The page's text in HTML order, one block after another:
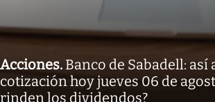
Acciones. Banco de Sabadell: así
cotización hoy jueves 06 de
rinden los dividendos?